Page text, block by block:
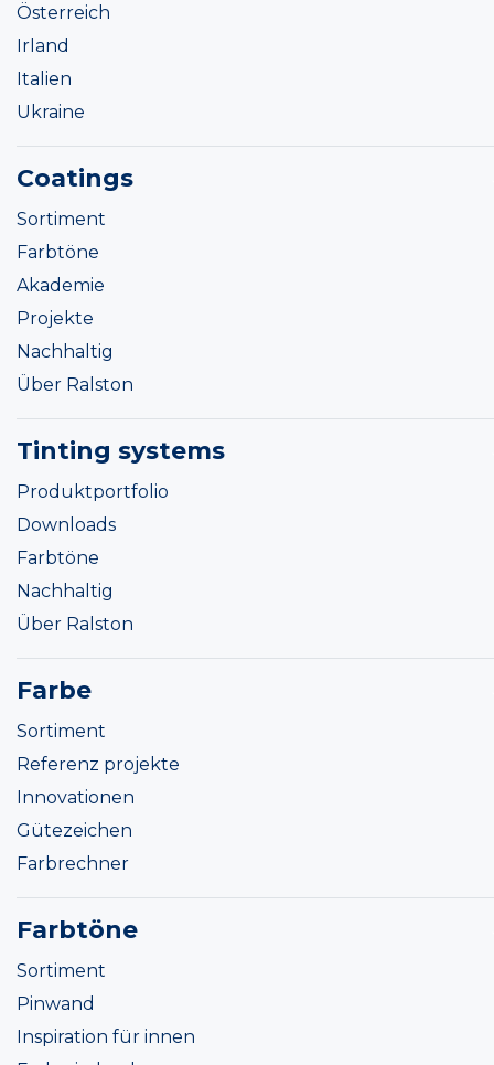
Österreich
Irland
Italien
Ukraine
Coatings
Sortiment
Farbtöne
Akademie
Projekte
Nachhaltig
Über Ralston
Tinting systems
Produktportfolio
Downloads
Farbtöne
Nachhaltig
Über Ralston
Farbe
Sortiment
Referenz projekte
Innovationen
Gütezeichen
Farbrechner
Farbtöne
Sortiment
Pinwand
Inspiration für innen